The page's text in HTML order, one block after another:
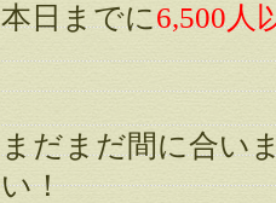
本日までに6,500人
まだまだ間に合い
い！